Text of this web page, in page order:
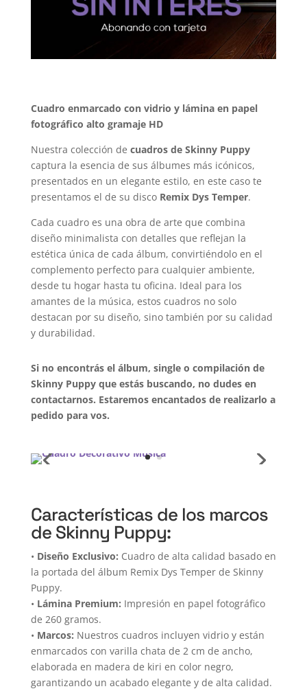
Cuadro enmarcado con vidrio y lámina en papel
fotográfico alto gramaje HD
Nuestra colección de cuadros de Skinny Puppy
captura la esencia de sus álbumes más icónicos,
presentados en un elegante estilo, en este caso te
presentamos el de su disco Remix Dys Temper.
Cada cuadro es una obra de arte que combina
diseño minimalista con detalles que reflejan la
estética única de cada álbum, convirtiéndolo en el
complemento perfecto para cualquier ambiente,
desde tu hogar hasta tu oficina. Ideal para los
amantes de la música, estos cuadros no solo
destacan por su diseño, sino también por su calidad
y durabilidad.
Si no encontrás el álbum, single o compilación de
Skinny Puppy que estás buscando, no dudes en
contactarnos. Estaremos encantados de realizarlo a
pedido para vos.
Características de los marcos
de Skinny Puppy:
• Diseño Exclusivo: Cuadro de alta calidad basado en
la portada del álbum Remix Dys Temper de Skinny
Puppy.
• Lámina Premium: Impresión en papel fotográfico
de 260 gramos.
• Marcos: Nuestros cuadros incluyen vidrio y están
enmarcados con varilla chata de 2 cm de ancho,
elaborada en madera de kiri en color negro,
garantizando un acabado elegante y de alta calidad.